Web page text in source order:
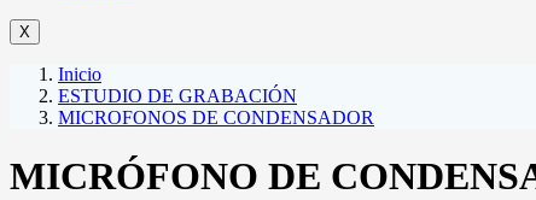
X
Inicio
ESTUDIO DE GRABACIÓN
MICROFONOS DE CONDENSADOR
MICRÓFONO DE